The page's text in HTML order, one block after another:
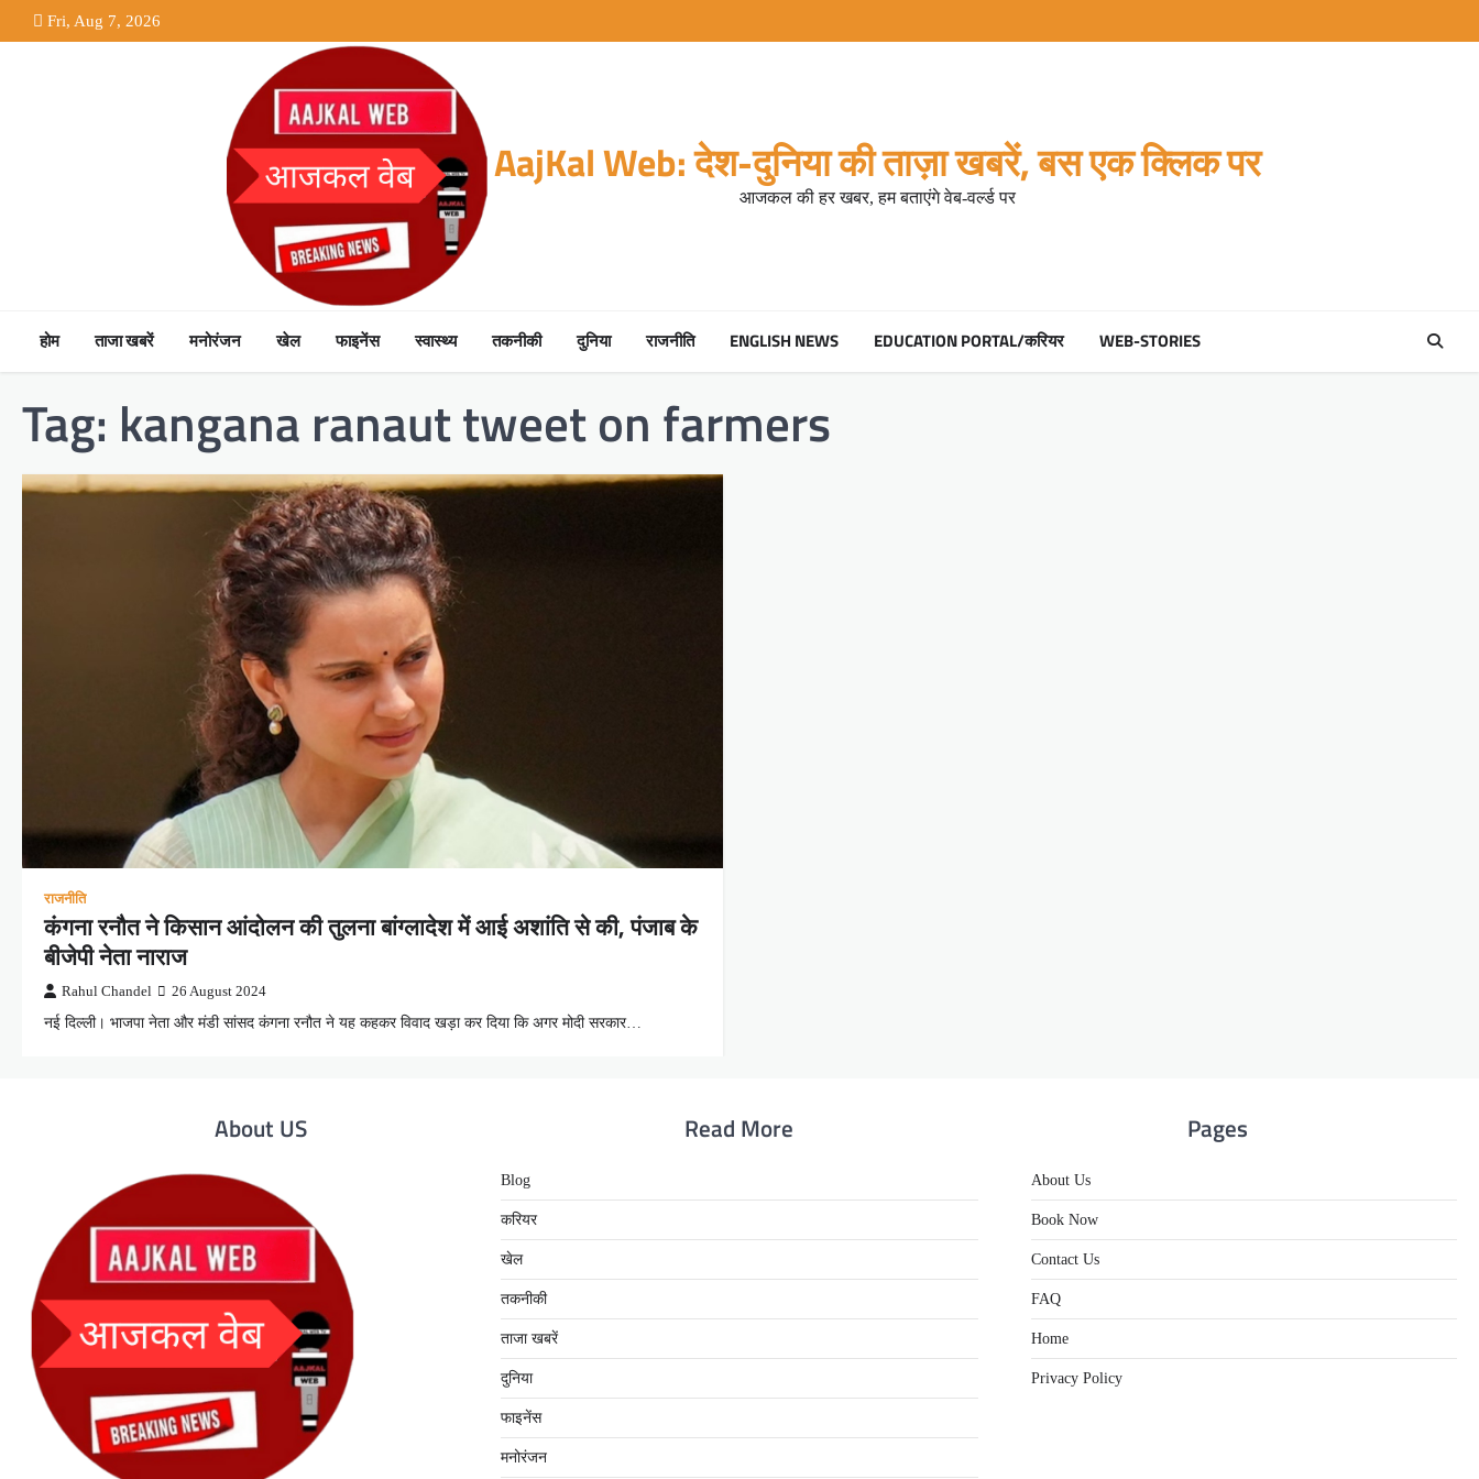
to
Fri, Aug 7, 2026
AajKal Web: देश-दुनिया की ताज़ा खबरें, बस एक क्लिक पर
आजकल की हर खबर, हम बताएंगे वेब-वर्ल्ड पर
होम ताजा खबरें मनोरंजन खेल फाइनेंस स्वास्थ्य तकनीकी दुनिया राजनीति ENGLISH NEWS EDUCATION PORTAL/करियर WEB-STORIES
Tag: kangana ranaut tweet on farmers
राजनीति
कंगना रनौत ने किसान आंदोलन की तुलना बांग्लादेश में आई अशांति से की, पंजाब के
बीजेपी नेता नाराज
Rahul Chandel 26 August 2024
नई दिल्ली। भाजपा नेता और मंडी सांसद कंगना रनौत ने यह कहकर विवाद खड़ा कर दिया कि अगर मोदी सरकार…
About US Read More
Blog
करियर
खेल
तकनीकी
ताजा खबरें
दुनिया
फाइनेंस
मनोरंजन
Pages
About Us
Book Now
Contact Us
FAQ
Home
Privacy Policy